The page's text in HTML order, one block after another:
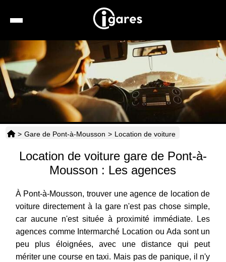
Recherche
Location de voiture
Hôtels
Taxis
Horaires
> Gare de Pont-à-Mousson > Location de voiture
Location de voiture gare de Pont-à-
Mousson : Les agences
À Pont-à-Mousson, trouver une agence de location de
voiture directement à la gare n'est pas chose simple,
car aucune n'est située à proximité immédiate. Les
agences comme Intermarché Location ou Ada sont un
peu plus éloignées, avec une distance qui peut
mériter une course en taxi. Mais pas de panique, il n'y